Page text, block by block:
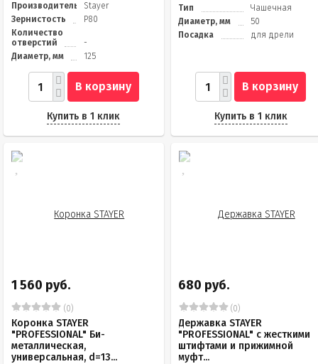
Производитель
Stayer
Зернистость
Р80
Количество
отверстий
-
Диаметр, мм
125
В корзину
Купить в 1 клик
Тип
Чашечная
Диаметр, мм
50
Посадка
для дрели
В корзину
Купить в 1 клик
1 560 руб.
(0)
Коронка STAYER
"PROFESSIONAL" Би-
металлическая,
универсальная, d=13...
680 руб.
(0)
Державка STAYER
"PROFESSIONAL" c жесткими
штифтами и прижимной
муфт...